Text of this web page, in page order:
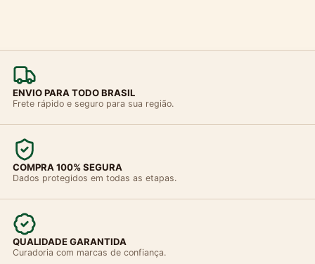
ENVIO PARA TODO BRASIL
Frete rápido e seguro para sua região.
COMPRA 100% SEGURA
Dados protegidos em todas as etapas.
QUALIDADE GARANTIDA
Curadoria com marcas de confiança.